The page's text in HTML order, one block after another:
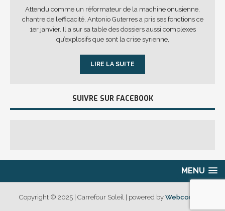
Attendu comme un réformateur de la machine onusienne,
chantre de l’efficacité, Antonio Guterres a pris ses fonctions ce
1er janvier. Il a sur sa table des dossiers aussi complexes
qu’explosifs que sont la crise syrienne,
LIRE LA SUITE
SUIVRE SUR FACEBOOK
MENU
Copyright © 2025 | Carrefour Soleil | powered by Webcouleur